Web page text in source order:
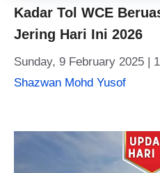
Kadar Tol WCE
Jering Hari Ini 2026
Sunday, 9 February 2025 |
Shazwan Mohd Yusof